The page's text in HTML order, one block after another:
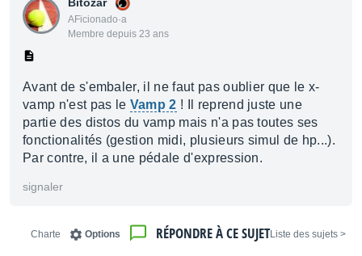
AFicionado·a
Membre depuis 23 ans
Avant de s'embaler, il ne faut pas oublier que le x-
vamp n'est pas le Vamp 2 ! Il reprend juste une
partie des distos du vamp mais n'a pas toutes ses
fonctionalités (gestion midi, plusieurs simul de hp...).
Par contre, il a une pédale d'expression.
signaler
< Liste des sujets
RÉPONDRE À CE SUJET
Options
Charte